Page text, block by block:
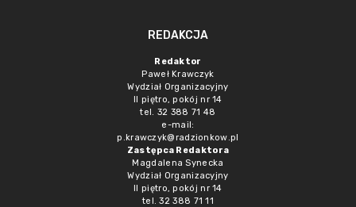
REDAKCJA
Redaktor
Paweł Krawczyk
Wydział Organizacyjny
II piętro, pokój nr 14
tel. 32 388 71 48
e-mail:
p.krawczyk@radzionkow.pl
Zastępca Redaktora
Magdalena Synecka
Wydział Organizacyjny
II piętro, pokój nr 14
tel. 32 388 71 11